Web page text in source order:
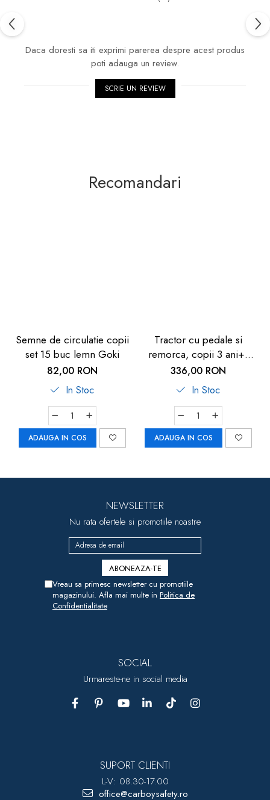
Daca doresti sa iti exprimi parerea despre acest produs
poti adauga un review.
SCRIE UN REVIEW
Recomandari
Semne de circulatie copii
set 15 buc lemn Goki
82,00 RON
In Stoc
ADAUGA IN COS
Tractor cu pedale si
remorca, copii 3 ani+,
rosu, Pilsan Active
336,00 RON
In Stoc
ADAUGA IN COS
NEWSLETTER
Nu rata ofertele si promotiile noastre
Vreau sa primesc newsletter cu promotiile
magazinului. Afla mai multe in Politica de
Confidentialitate
SOCIAL
Urmareste-ne in social media
SUPORT CLIENTI
L-V: 08.30-17.00
office@carboysafety.ro